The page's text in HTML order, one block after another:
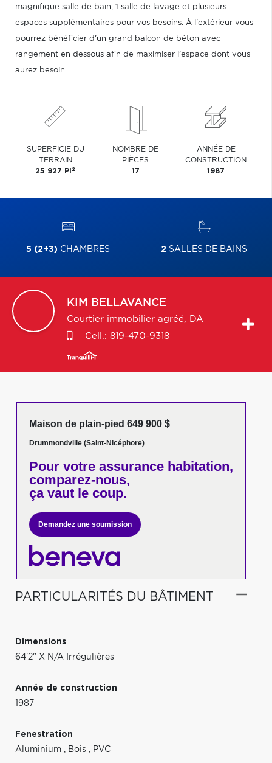
magnifique salle de bain, 1 salle de lavage et plusieurs
espaces supplémentaires pour vos besoins. À l'extérieur vous
pourrez bénéficier d'un grand balcon de béton avec
rangement en dessous afin de maximiser l'espace dont vous
aurez besoin.
SUPERFICIE DU
TERRAIN
25 927 PI 2
NOMBRE DE
PIÈCES
17
ANNÉE DE
CONSTRUCTION
1987
5 (2+3) CHAMBRES 2 SALLES DE BAINS
KIM BELLAVANCE
Courtier immobilier agréé, DA
Cell.: 819-470-9318
Maison de plain-pied 649 900 $
Drummondville (Saint-Nicéphore)
Pour votreassurance habitation,
comparez-nous,
ça vaut le coup.
Demandez une soumission
PARTICULARITÉS DU BÂTIMENT
Dimensions
64'2" X N/A Irrégulières
Année de construction
1987
Fenestration
Aluminium , Bois , PVC